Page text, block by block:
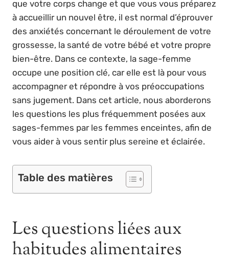
que votre corps change et que vous vous préparez
à accueillir un nouvel être, il est normal d’éprouver
des anxiétés concernant le déroulement de votre
grossesse, la santé de votre bébé et votre propre
bien-être. Dans ce contexte, la sage-femme
occupe une position clé, car elle est là pour vous
accompagner et répondre à vos préoccupations
sans jugement. Dans cet article, nous aborderons
les questions les plus fréquemment posées aux
sages-femmes par les femmes enceintes, afin de
vous aider à vous sentir plus sereine et éclairée.
Table des matières
Les questions liées aux
habitudes alimentaires